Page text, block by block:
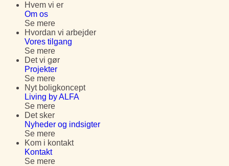
Hvem vi er
Om os
Se mere
Hvordan vi arbejder
Vores tilgang
Se mere
Det vi gør
Projekter
Se mere
Nyt boligkoncept
Living by ALFA
Se mere
Det sker
Nyheder og indsigter
Se mere
Kom i kontakt
Kontakt
Se mere